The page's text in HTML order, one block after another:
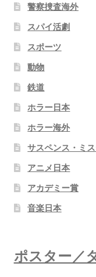
警察捜査海外
スパイ活劇
スポーツ
動物
鉄道
ホラー日本
ホラー海外
サスペンス・ミ
アニメ日本
アカデミー賞
音楽日本
ポスター／